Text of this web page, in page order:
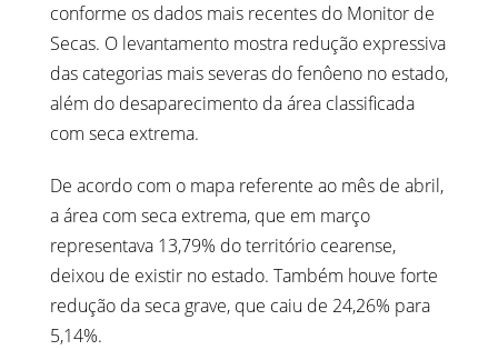
conforme os dados mais recentes do Monitor de
Secas. O levantamento mostra redução expressiva
das categorias mais severas do fenôeno no estado,
além do desaparecimento da área classificada
com seca extrema.
De acordo com o mapa referente ao mês de abril,
a área com seca extrema, que em março
representava 13,79% do território cearense,
deixou de existir no estado. Também houve forte
redução da seca grave, que caiu de 24,26% para
5,14%.